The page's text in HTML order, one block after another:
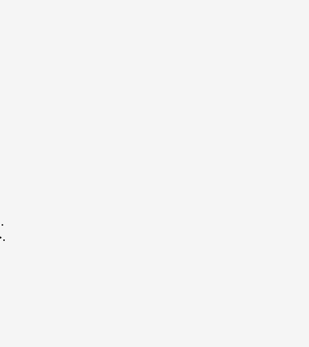
چنانچه از لینک سایر وبسایت ها و یا وبسایت خود در دیدگاه استفاده کرده باشید تایید نخواهد شد.
چنانچه در دیدگاه خود از شماره تماس، ایمیل و آیدی تلگرام استفاده کرده باشید تایید نخواهد شد.